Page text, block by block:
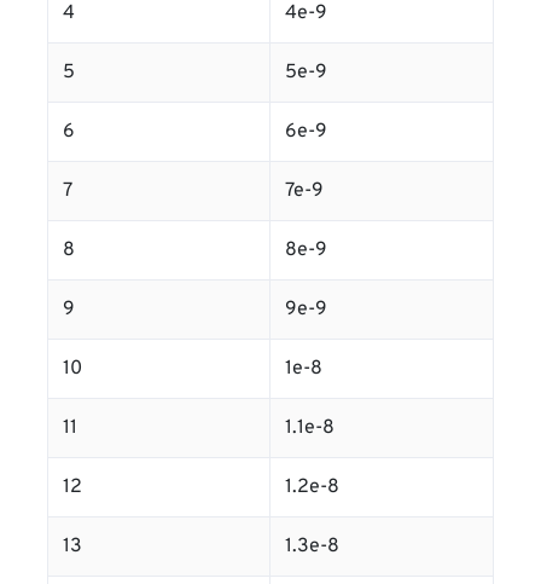
4 4e-9
5 5e-9
6 6e-9
7 7e-9
8 8e-9
9 9e-9
10 1e-8
11 1.1e-8
12 1.2e-8
13 1.3e-8